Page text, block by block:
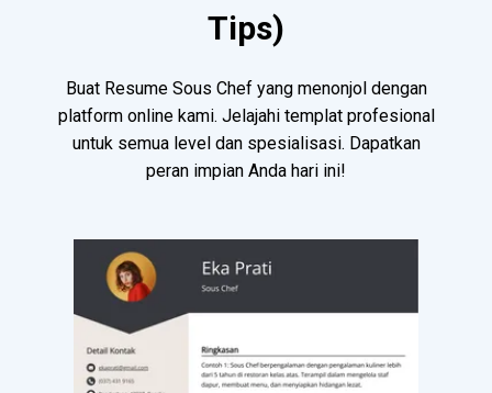
Tips)
Buat Resume Sous Chef yang menonjol dengan
platform online kami. Jelajahi templat profesional
untuk semua level dan spesialisasi. Dapatkan
peran impian Anda hari ini!